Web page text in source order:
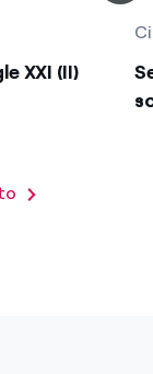
XXI (II)